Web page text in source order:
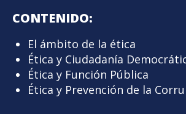
CONTENIDO:
El ámbito de la ética
Ética y Ciudadanía
Ética y Función Pública
Ética y Prevención de la